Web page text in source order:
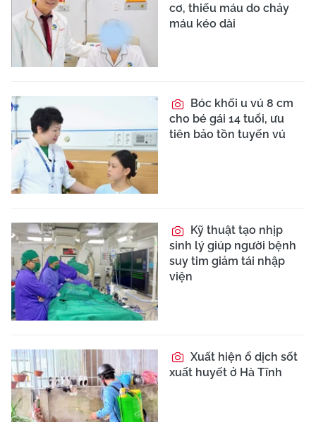
cơ, thiếu máu do chảy
máu kéo dài
Bóc khối u vú 8 cm
cho bé gái 14 tuổi, ưu
tiên bảo tồn tuyến vú
Kỹ thuật tạo nhịp
sinh lý giúp người bệnh
suy tim giảm tái nhập
viện
Xuất hiện ổ dịch sốt
xuất huyết ở Hà Tĩnh